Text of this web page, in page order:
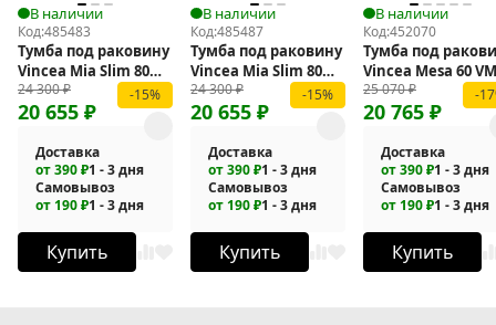
В наличии
Код:485483
Тумба под раковину
Vincea Mia Slim 80
VMC-2MC800S1BT
подвесная
24 300₽
20 655 ₽
-15%
Доставка
от 390 ₽1 - 3 дня
Самовывоз
от 190 ₽1 - 3 дня
Купить
В наличии
Код:485487
Тумба под раковину
Vincea Mia Slim 80
VMC-2MC800S1VO
подвесная
24 300₽
20 655 ₽
-15%
Доставка
от 390 ₽1 - 3 дня
Самовывоз
от 190 ₽1 - 3 дня
Купить
В наличии
Код:452070
Тумба под
Vincea Mesa 60
2MS600TB
25 070₽
20 765 ₽
-
Доставка
от 390 ₽1 - 3 дня
Самовывоз
от 190 ₽1 - 3 дня
Купить